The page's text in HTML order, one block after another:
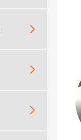


